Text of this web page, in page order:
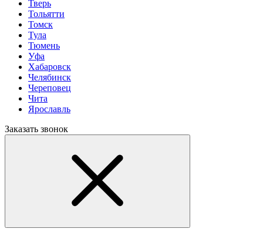
Тверь
Тольятти
Томск
Тула
Тюмень
Уфа
Хабаровск
Челябинск
Череповец
Чита
Ярославль
Заказать звонок